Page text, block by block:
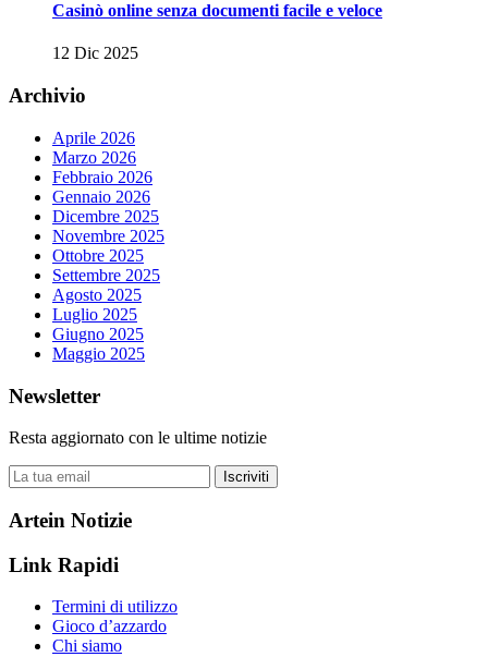
Casinò online senza documenti facile e veloce
12 Dic 2025
Archivio
Aprile 2026
Marzo 2026
Febbraio 2026
Gennaio 2026
Dicembre 2025
Novembre 2025
Ottobre 2025
Settembre 2025
Agosto 2025
Luglio 2025
Giugno 2025
Maggio 2025
Newsletter
Resta aggiornato con le ultime notizie
Iscriviti
Artein Notizie
Link Rapidi
Termini di utilizzo
Gioco d’azzardo
Chi siamo